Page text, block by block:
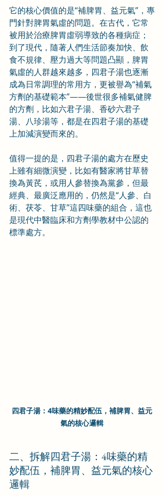
它的核心價值的是“補脾胃、益元氣”，專
門針對脾胃氣虛的問題。在古代，它常
被用於治療脾胃虛弱導致的各種病症；
到了現代，隨著人們生活節奏加快、飲
食不規律、壓力過大等問題凸顯，脾胃
氣虛的人群越來越多，四君子湯也逐漸
成為日常調理的常用方，更被譽為“補氣
方劑的基礎範本”——後世很多補氣健脾
的方劑，比如六君子湯、香砂六君子
湯、八珍湯等，都是在四君子湯的基礎
上加減演變而來的。
值得一提的是，四君子湯的處方在歷史
上雖有細微演變，比如有醫家將甘草替
換為黃芪，或用人參替換為黨參，但最
經典、最廣泛應用的，仍然是“人參、白
術、茯苓、甘草”這四味藥的組合，這也
是現代中醫臨床和方劑學教材中公認的
標準處方。
四君子湯：4味藥的精妙配伍，補脾胃、益元
氣的核心邏輯
二、拆解四君子湯：4味藥的精
妙配伍，補脾胃、益元氣的核心
邏輯